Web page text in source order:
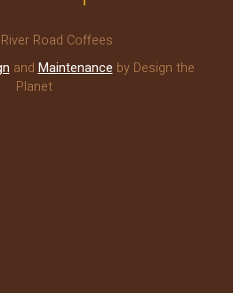
Road Coffees
and Maintenance by Design the
Planet